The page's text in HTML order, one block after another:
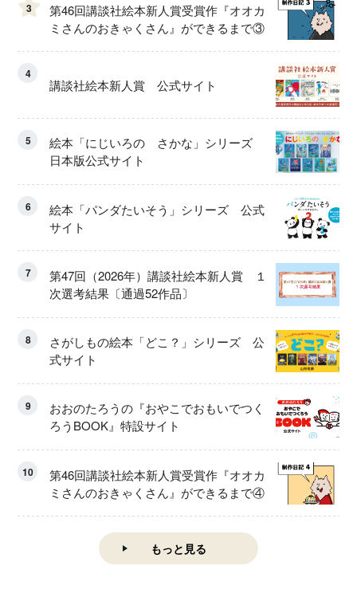
3
第46回講談社絵本新人賞受賞作『オオカ
ミさんのおきゃくさん』ができるまで③
4
講談社絵本新人賞 公式サイト
5
絵本「にじいろの さかな」シリーズ
日本版公式サイト
6
絵本「パンダたいそう」シリーズ 公式
サイト
7
第47回（2026年）講談社絵本新人賞 １
次選考結果〔通過52作品〕
8
さがしもの絵本「どこ？」シリーズ 公
式サイト
9
おおのたろうの『おやこでおもいでつく
ろうBOOK』特設サイト
10
第46回講談社絵本新人賞受賞作『オオカ
ミさんのおきゃくさん』ができるまで④
もっと見る